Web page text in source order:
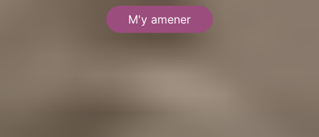
M'y amener